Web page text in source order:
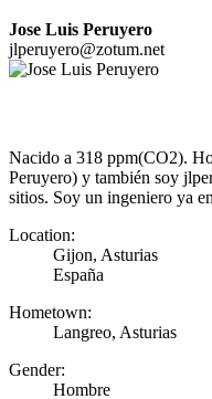
Jose Luis Peruyero
jlperuyero@zotum.net
Nacido a 318 ppm(CO2).
Peruyero) y también soy
sitios. Soy un ingeniero ya
Location:
Gijon, Asturias
España
Hometown:
Langreo, Asturias
Gender:
Hombre